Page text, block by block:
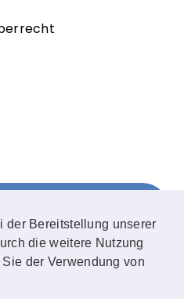
der Bereitstellung unserer
die weitere Nutzung
der Verwendung von